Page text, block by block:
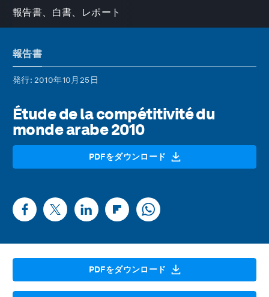
報告書、白書、レポート
報告書
発行: 2010年10月25日
Étude de la compétitivité du
monde arabe 2010
PDFをダウンロード
PDFをダウンロード